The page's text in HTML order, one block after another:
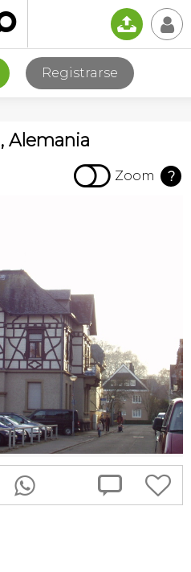
📤 👤
Registrarse
Alemania
 Zoom ?
 